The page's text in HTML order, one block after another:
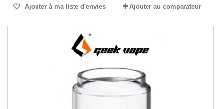
Ajouter à ma liste d'envies Ajouter au comparateur